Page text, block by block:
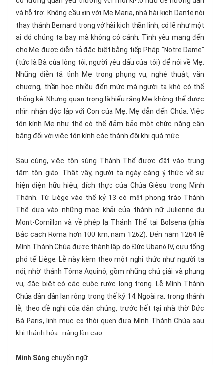
và hỗ trợ. Không cầu xin với Mẹ Maria, nhà hài kịch Dante nói
thay thánh Bernard trong vở hài kịch thần linh, có lẽ như một
ai đó chúng ta bay mà không có cánh. Tình yêu mang đến
cho Mẹ được diễn tả đặc biệt bằng tiếp Pháp "Notre Dame"
(tức là Bà của lòng tôi, người yêu dấu của tôi) để nói về Mẹ.
Những diễn tả tình Mẹ trong phụng vụ, nghệ thuật, văn
chương, thần học nhiều đến mức mà người ta khó có thể
thống kê. Nhưng quan trọng là hiểu rằng Mẹ không thể được
nhìn nhận độc lập với Con của Mẹ. Mẹ dẫn đến Chúa. Việc
tôn kính Mẹ như thế có thể đảm bảo một chức năng cân
bằng đối với việc tôn kính các thánh đôi khi quá mức.
Sau cùng, việc tôn sùng Thánh Thể được đặt vào trung
tâm tôn giáo. Thật vậy, người ta ngày càng ý thức về sự
hiện diện hữu hiệu, đích thực của Chúa Giêsu trong Mình
Thánh. Từ Liège vào thế kỷ 13 có một phong trào Thánh
Thể dựa vào những mạc khải của thánh nữ Julienne du
Mont-Cornillon và về phép lạ Thánh Thể tại Bolsena (phía
Bắc cách Rôma hơn 100 km, năm 1262). Đến năm 1264 lễ
Mình Thánh Chúa được thành lập do Đức Ubanô IV, cựu tổng
phó tế Liège. Lễ này kèm theo một nghi thức như người ta
nói, nhờ thánh Tôma Aquinô, gồm những chú giải và phụng
vụ, đặc biệt có các cuộc rước long trọng. Lễ Mình Thánh
Chúa dần dần lan rộng trong thế kỷ 14. Ngoài ra, trong thánh
lễ, theo đề nghị của dân chúng, trước hết tại nhà thờ Đức
Bà Paris, linh mục có thói quen đưa Mình Thánh Chúa sau
khi thánh hóa : nâng lên cao.
Minh Sáng chuyển ngữ